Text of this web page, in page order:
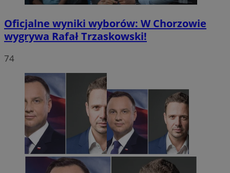
Oficjalne wyniki wyborów: W Chorzowie
wygrywa Rafał Trzaskowski!
74